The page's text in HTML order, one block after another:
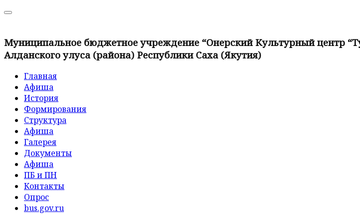
Муниципальное бюджетное учреждение “Онерский Культурный центр
Алданского улуса (района) Республики Саха (Якутия)
Главная
Афиша
История
Формирования
Структура
Афиша
Галерея
Документы
Афиша
ПБ и ПН
Контакты
Опрос
bus.gov.ru